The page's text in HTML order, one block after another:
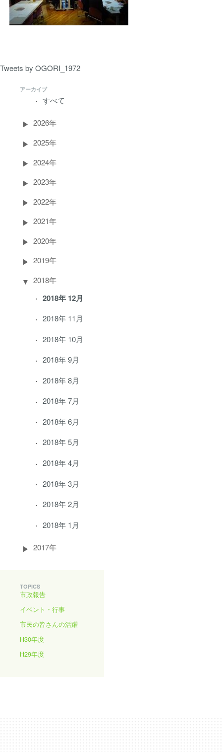
Tweets by OGORI_1972
アーカイブ
すべて
2026年
2025年
2024年
2023年
2022年
2021年
2020年
2019年
2018年
2018年 12月
2018年 11月
2018年 10月
2018年 9月
2018年 8月
2018年 7月
2018年 6月
2018年 5月
2018年 4月
2018年 3月
2018年 2月
2018年 1月
2017年
TOPICS
市政報告
イベント・行事
市民の皆さんの活躍
H30年度
H29年度